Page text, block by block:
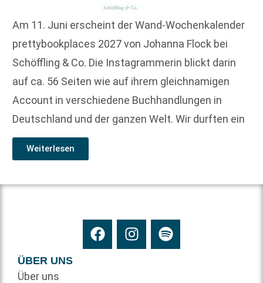
Am 11. Juni erscheint der Wand-Wochenkalender
prettybookplaces 2027 von Johanna Flock bei
Schöffling & Co. Die Instagrammerin blickt darin
auf ca. 56 Seiten wie auf ihrem gleichnamigen
Account in verschiedene Buchhandlungen in
Deutschland und der ganzen Welt. Wir durften ein
Weiterlesen
ÜBER UNS
Über uns